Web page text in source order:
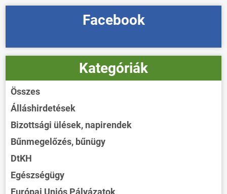
Facebook
Kategóriák
Összes
Álláshirdetések
Bizottsági ülések, napirendek
Bűnmegelőzés, bűnügy
DtKH
Egészségügy
Európai Uniós Pályázatok